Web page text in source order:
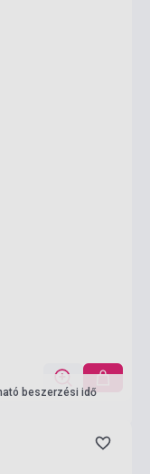
beszerzési idő